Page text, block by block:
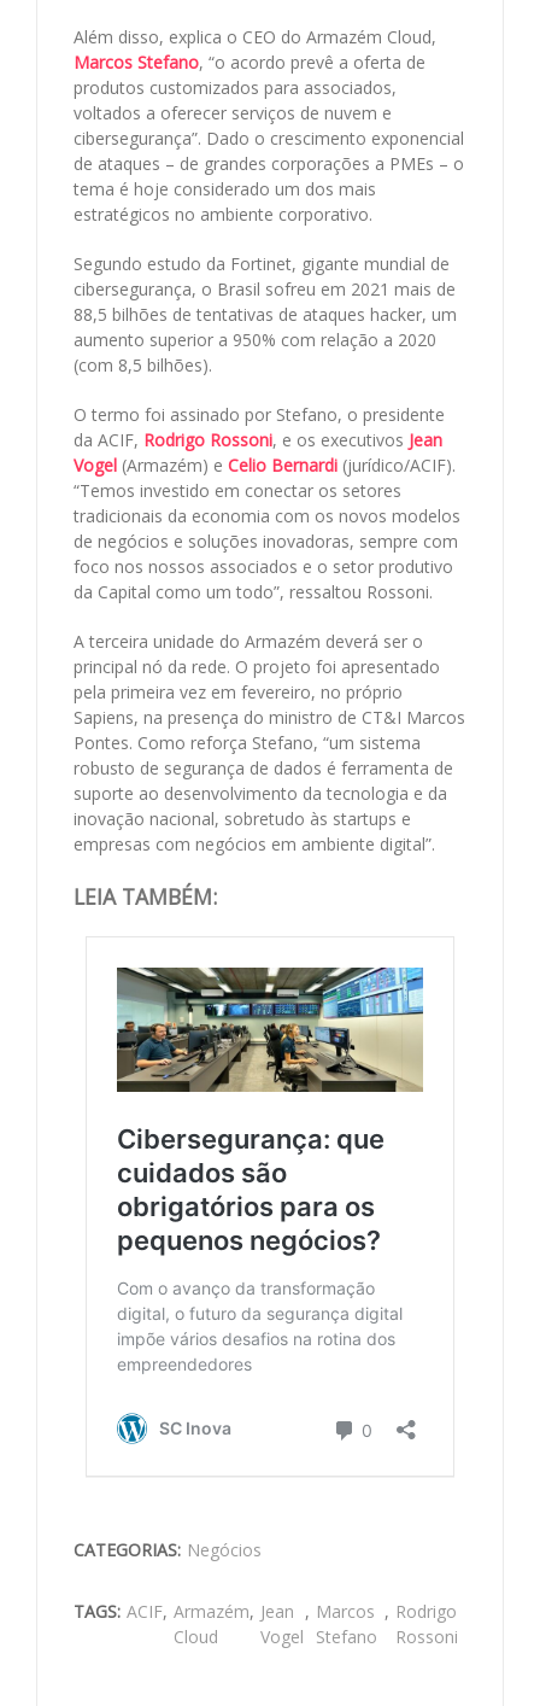
Além disso, explica o CEO do Armazém Cloud,
Marcos Stefano, “o acordo prevê a oferta de
produtos customizados para associados,
voltados a oferecer serviços de nuvem e
cibersegurança”. Dado o crescimento exponencial
de ataques – de grandes corporações a PMEs – o
tema é hoje considerado um dos mais
estratégicos no ambiente corporativo.
Segundo estudo da Fortinet, gigante mundial de
cibersegurança, o Brasil sofreu em 2021 mais de
88,5 bilhões de tentativas de ataques hacker, um
aumento superior a 950% com relação a 2020
(com 8,5 bilhões).
O termo foi assinado por Stefano, o presidente
da ACIF, Rodrigo Rossoni, e os executivos Jean
Vogel (Armazém) e Celio Bernardi (jurídico/ACIF).
“Temos investido em conectar os setores
tradicionais da economia com os novos modelos
de negócios e soluções inovadoras, sempre com
foco nos nossos associados e o setor produtivo
da Capital como um todo”, ressaltou Rossoni.
A terceira unidade do Armazém deverá ser o
principal nó da rede. O projeto foi apresentado
pela primeira vez em fevereiro, no próprio
Sapiens, na presença do ministro de CT&I Marcos
Pontes. Como reforça Stefano, “um sistema
robusto de segurança de dados é ferramenta de
suporte ao desenvolvimento da tecnologia e da
inovação nacional, sobretudo às startups e
empresas com negócios em ambiente digital”.
LEIA TAMBÉM:
CATEGORIAS: Negócios
TAGS: ACIF, Armazém
Cloud
, Jean
Vogel
, Marcos
Stefano
, Rodrigo
Rossoni